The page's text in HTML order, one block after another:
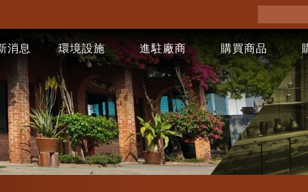
消息 環境設施 進駐廠商 購買商品